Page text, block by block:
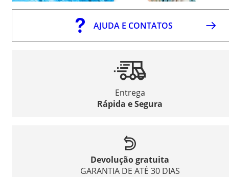
AJUDA E CONTATOS
Entrega
Rápida e Segura
Devolução gratuita
GARANTIA DE ATÉ 30 DIAS